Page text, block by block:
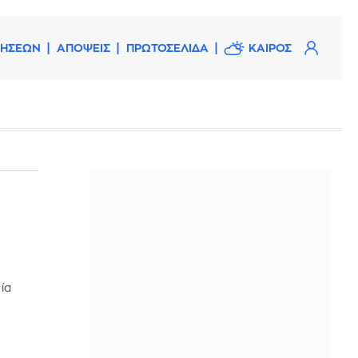
ΑΠΟΨΕΙΣ ΠΡΩΤΟΣΕΛΙΔΑ ΚΑΙΡΟΣ